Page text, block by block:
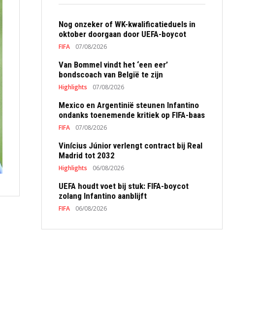
Nog onzeker of WK-kwalificatieduels in
oktober doorgaan door UEFA-boycot
FIFA 07/08/2026
Van Bommel vindt het ‘een eer’
bondscoach van België te zijn
Highlights 07/08/2026
Mexico en Argentinië steunen Infantino
ondanks toenemende kritiek op FIFA-baas
FIFA 07/08/2026
Vinícius Júnior verlengt contract bij Real
Madrid tot 2032
Highlights 06/08/2026
UEFA houdt voet bij stuk: FIFA-boycot
zolang Infantino aanblijft
FIFA 06/08/2026